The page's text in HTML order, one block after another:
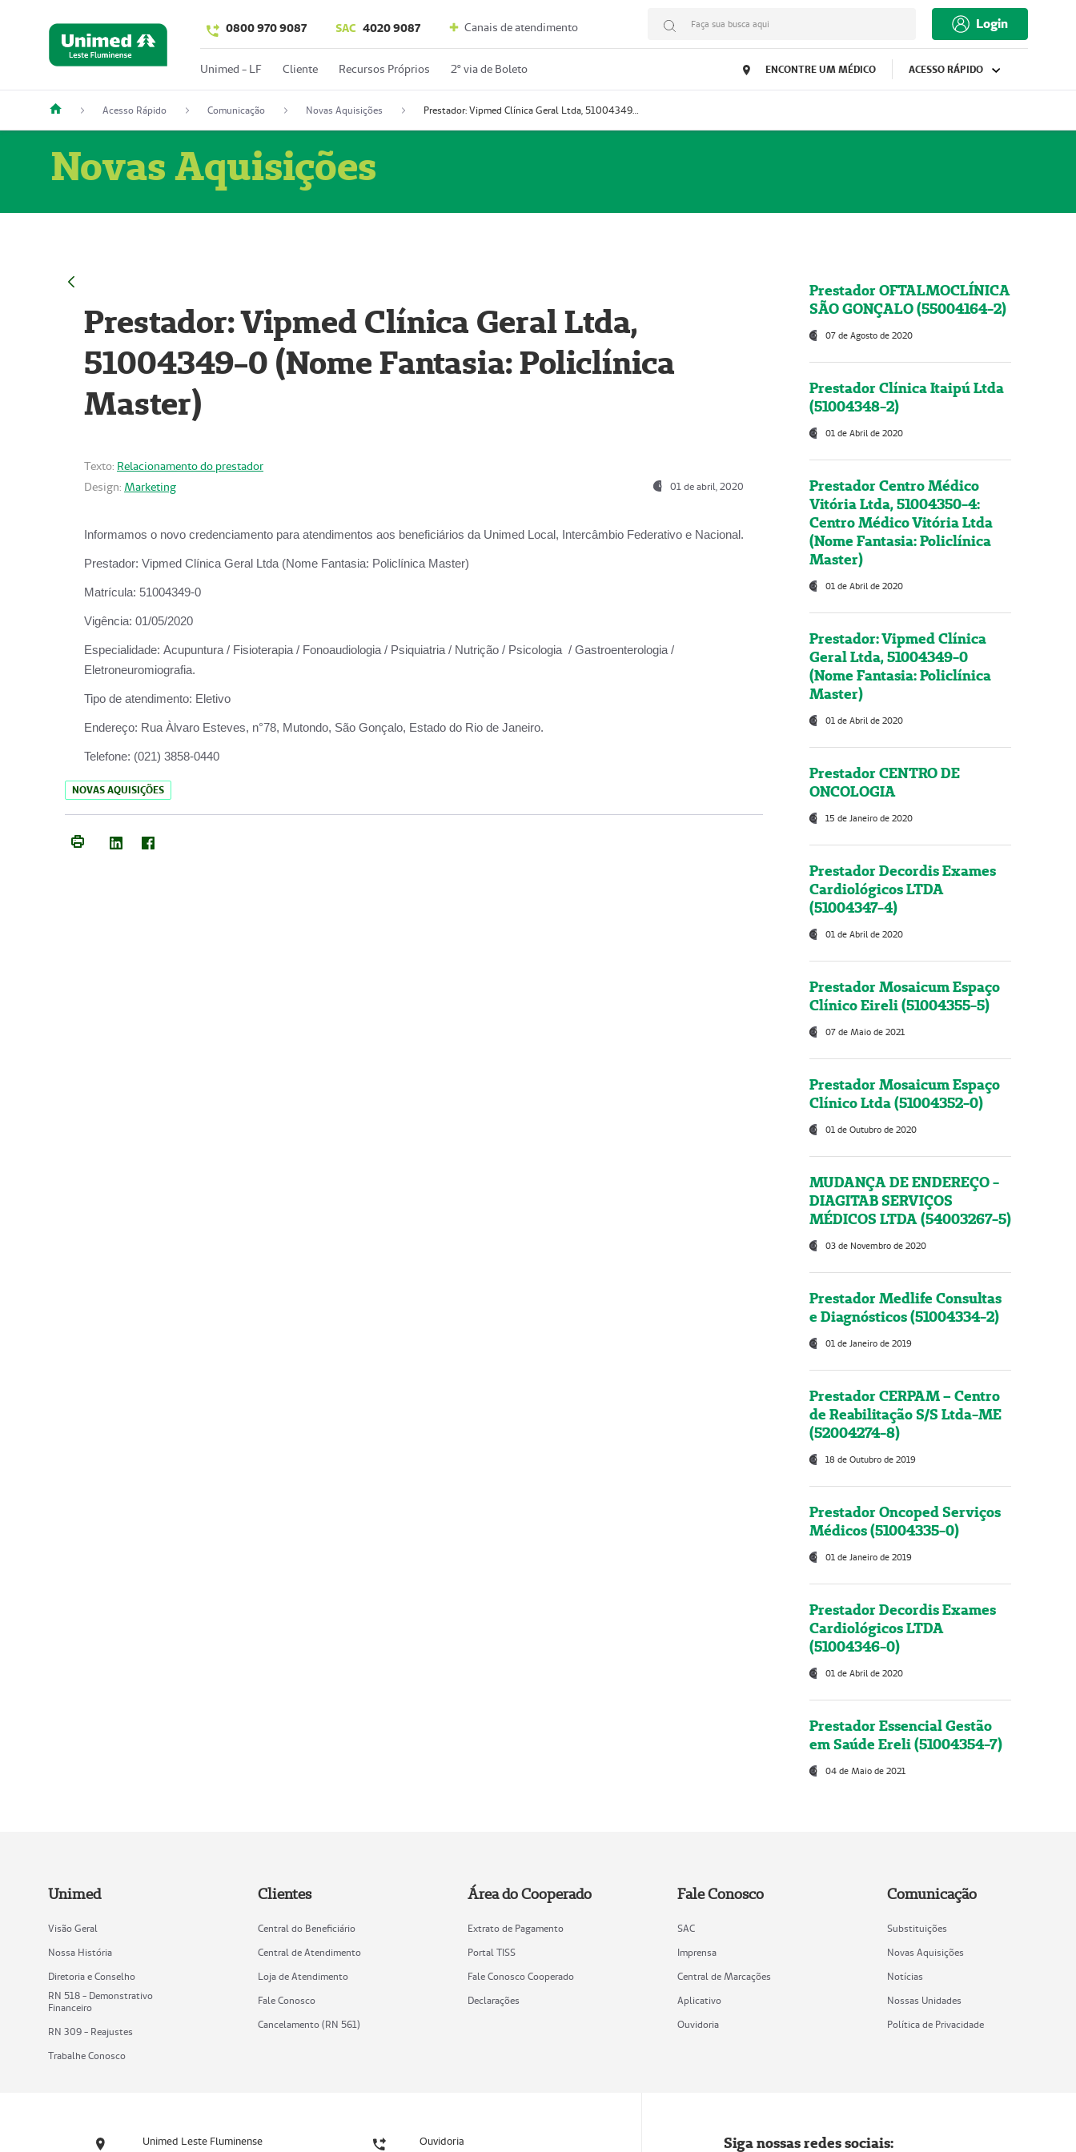
0800 970 9087 SAC 4020 9087 Canais de atendimento Faça sua busca aqui Login
Unimed - LF Cliente Recursos Próprios 2º via de Boleto ENCONTRE UM MÉDICO ACESSO RÁPIDO
Acesso Rápido Comunicação Novas Aquisições Prestador: Vipmed Clínica Geral Ltda, 51004349-0 (Nome Fantasia: Policlínica Master)
Novas Aquisições
Prestador: Vipmed Clínica Geral Ltda,
51004349-0 (Nome Fantasia: Policlínica
Master)
Texto: Relacionamento do prestador
Design: Marketing 01 de abril, 2020
Informamos o novo credenciamento para atendimentos aos beneficiários da Unimed Local, Intercâmbio Federativo e Nacional.
Prestador: Vipmed Clínica Geral Ltda (Nome Fantasia: Policlínica Master)
Matrícula: 51004349-0
Vigência: 01/05/2020
Especialidade: Acupuntura / Fisioterapia / Fonoaudiologia / Psiquiatria / Nutrição / Psicologia / Gastroenterologia /
Eletroneuromiografia.
Tipo de atendimento: Eletivo
Endereço: Rua Àlvaro Esteves, n°78, Mutondo, São Gonçalo, Estado do Rio de Janeiro.
Telefone: (021) 3858-0440
NOVAS AQUISIÇÕES
Prestador OFTALMOCLÍNICA
SÃO GONÇALO (55004164-2)
07 de Agosto de 2020
Prestador Clínica Itaipú Ltda
(51004348-2)
01 de Abril de 2020
Prestador Centro Médico
Vitória Ltda, 51004350-4:
Centro Médico Vitória Ltda
(Nome Fantasia: Policlínica
Master)
01 de Abril de 2020
Prestador: Vipmed Clínica
Geral Ltda, 51004349-0
(Nome Fantasia: Policlínica
Master)
01 de Abril de 2020
Prestador CENTRO DE
ONCOLOGIA
15 de Janeiro de 2020
Prestador Decordis Exames
Cardiológicos LTDA
(51004347-4)
01 de Abril de 2020
Prestador Mosaicum Espaço
Clínico Eireli (51004355-5)
07 de Maio de 2021
Prestador Mosaicum Espaço
Clínico Ltda (51004352-0)
01 de Outubro de 2020
MUDANÇA DE ENDEREÇO -
DIAGITAB SERVIÇOS
MÉDICOS LTDA (54003267-5)
03 de Novembro de 2020
Prestador Medlife Consultas
e Diagnósticos (51004334-2)
01 de Janeiro de 2019
Prestador CERPAM – Centro
de Reabilitação S/S Ltda-ME
(52004274-8)
18 de Outubro de 2019
Prestador Oncoped Serviços
Médicos (51004335-0)
01 de Janeiro de 2019
Prestador Decordis Exames
Cardiológicos LTDA
(51004346-0)
01 de Abril de 2020
Prestador Essencial Gestão
em Saúde Ereli (51004354-7)
04 de Maio de 2021
Unimed
Visão Geral
Nossa História
Diretoria e Conselho
RN 518 - Demonstrativo
Financeiro
RN 309 - Reajustes
Trabalhe Conosco
Clientes
Central do Beneficiário
Central de Atendimento
Loja de Atendimento
Fale Conosco
Cancelamento (RN 561)
Área do Cooperado
Extrato de Pagamento
Portal TISS
Fale Conosco Cooperado
Declarações
Fale Conosco
SAC
Imprensa
Central de Marcações
Aplicativo
Ouvidoria
Comunicação
Substituições
Novas Aquisições
Notícias
Nossas Unidades
Política de Privacidade
Unimed Leste Fluminense Ouvidoria Siga nossas redes sociais: